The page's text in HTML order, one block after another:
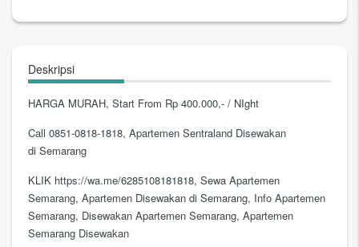
Deskripsi
HARGA MURAH, Start From Rp 400.000,- / NIght
Call 0851-0818-1818, Apartemen Sentraland Disewakan
di Semarang
KLIK https://wa.me/6285108181818, Sewa Apartemen
Semarang, Apartemen Disewakan di Semarang, Info Apartemen
Semarang, Disewakan Apartemen Semarang, Apartemen
Semarang Disewakan